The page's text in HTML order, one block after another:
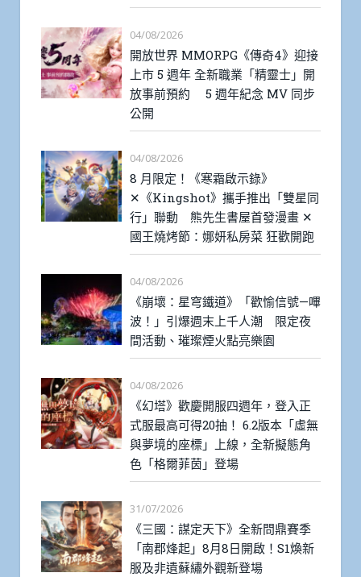
04/08/2026
開放世界 MMORPG《傳奇4》迎接
上市 5 週年 全新職業「精靈士」開
放事前預約 5 週年紀念 MV 同步
公開
04/08/2026
8 月限定！《寒霜啟示錄》
✕《Kingshot》攜手推出「雙星同
行」聯動 熊先生書屋首發漫畫 ✕
國王燒烤節：娜妍私房菜 狂歡開跑
04/08/2026
《崩壞：星穹鐵道》「歡愉信號—嗶
波！」引爆週末上千人潮 限定夜
間活動、璀璨煙火點亮樂園
04/08/2026
《幻塔》歡慶開服四週年，登入正
式服最高可得20抽！ 6.2版本「虛無
與夢境的座標」上線，全新擬態角
色「格爾菲茵」登場
31/07/2026
《三國：謀定天下》全新問鼎賽季
「南郡烽起」8月8日開啟！S1煥新
服及非遺蘇繡外觀新登場